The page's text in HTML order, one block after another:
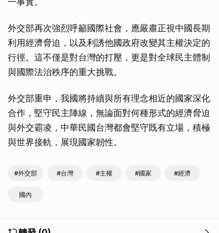
外交部再次強烈呼籲國際社會，應嚴肅正視中國長期
利用經濟脅迫，以及利誘他國政府改變其主權決定的
行徑。這不僅是對台灣的打壓，更是對全球民主體制
與國際法治秩序的重大挑戰。
外交部重申，我國將持續與所有理念相近的國家深化
合作，堅守民主陣線，無論面對何種形式的經濟脅迫
與外交霸凌，中華民國台灣都會堅守既有立場，積極
與世界接軌，展現國家韌性。
#外交部 #台灣 #主權 #國家 #經濟
國內